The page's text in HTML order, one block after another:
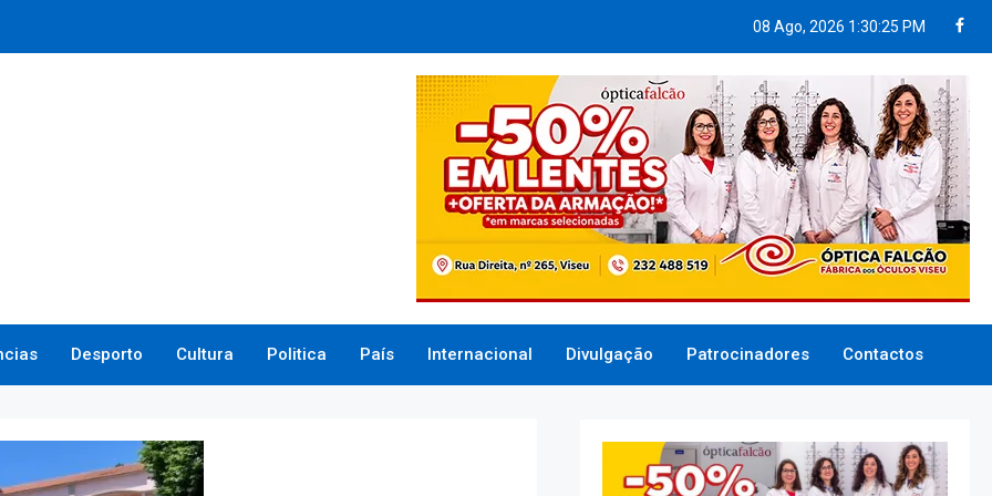
08 Ago, 2026 1:30:25 PM
Desporto Cultura Politica País Internacional Divulgação Patrocinadores Contactos